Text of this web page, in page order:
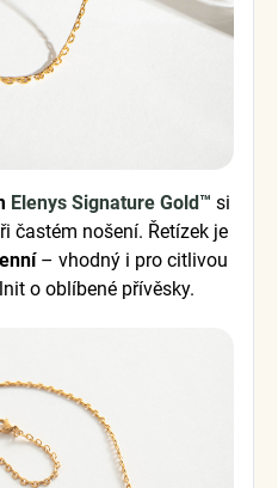
Elenys Signature Gold™ si
častém nošení. Řetízek je
– vhodný i pro citlivou
o oblíbené přívěsky.